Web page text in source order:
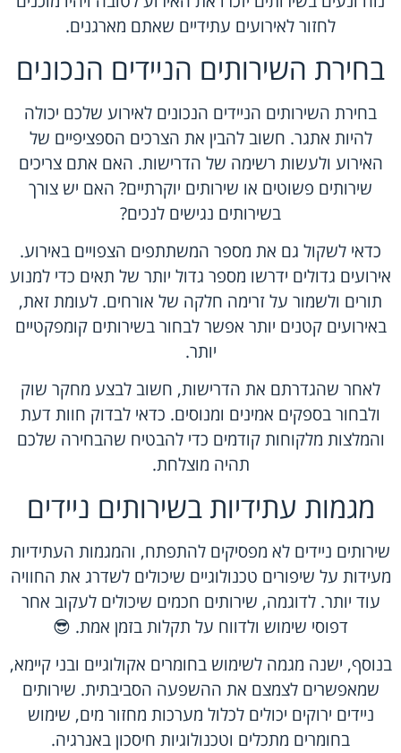
לחזור לאירועים עתידיים שאתם מארגנים.
בחירת השירותים הניידים הנכונים
בחירת השירותים הניידים הנכונים לאירוע שלכם יכולה
להיות אתגר. חשוב להבין את הצרכים הספציפיים של
האירוע ולעשות רשימה של הדרישות. האם אתם צריכים
שירותים פשוטים או שירותים יוקרתיים? האם יש צורך
בשירותים נגישים לנכים?
כדאי לשקול גם את מספר המשתתפים הצפויים באירוע.
אירועים גדולים ידרשו מספר גדול יותר של תאים כדי למנוע
תורים ולשמור על זרימה חלקה של אורחים. לעומת זאת,
באירועים קטנים יותר אפשר לבחור בשירותים קומפקטיים
יותר.
לאחר שהגדרתם את הדרישות, חשוב לבצע מחקר שוק
ולבחור בספקים אמינים ומנוסים. כדאי לבדוק חוות דעת
והמלצות מלקוחות קודמים כדי להבטיח שהבחירה שלכם
תהיה מוצלחת.
מגמות עתידיות בשירותים ניידים
שירותים ניידים לא מפסיקים להתפתח, והמגמות העתידיות
מעידות על שיפורים טכנולוגיים שיכולים לשדרג את החוויה
עוד יותר. לדוגמה, שירותים חכמים שיכולים לעקוב אחר
דפוסי שימוש ולדווח על תקלות בזמן אמת. 😎
בנוסף, ישנה מגמה לשימוש בחומרים אקולוגיים ובני קיימא,
שמאפשרים לצמצם את ההשפעה הסביבתית. שירותים
ניידים ירוקים יכולים לכלול מערכות מחזור מים, שימוש
בחומרים מתכלים וטכנולוגיות חיסכון באנרגיה.